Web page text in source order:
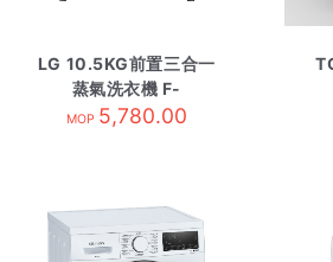
LG 10.5KG前置三合一
蒸氣洗衣機 F-
C14105V2W
MOP 5,780.00